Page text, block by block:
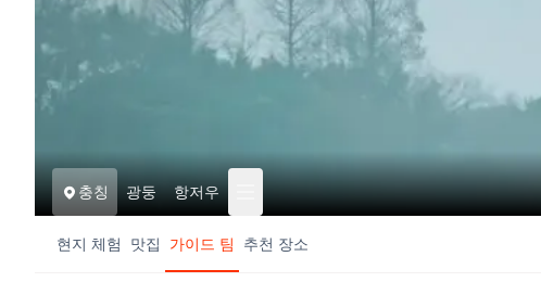
충칭 광둥 항저우
현지 체험 맛집 가이드 팀 추천 장소